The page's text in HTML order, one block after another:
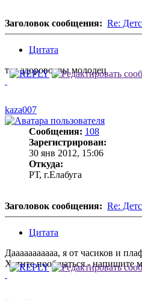
Заголовок сообщения: Re:
Цитата
так здорово, вы молодец
kaza007
Сообщения: 108
Зарегистрирован:
30 янв 2012, 15:06
Откуда:
РТ, г.Елабуга
Заголовок сообщения: Re:
Цитата
Дааааааааааа, я от часиков и
Хотите пообщаться - напишите